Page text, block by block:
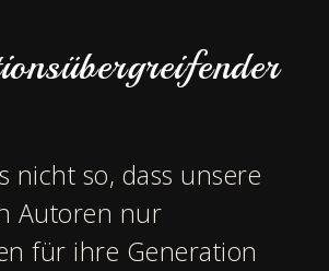
nicht so, dass unsere
Autoren nur
für ihre Generation